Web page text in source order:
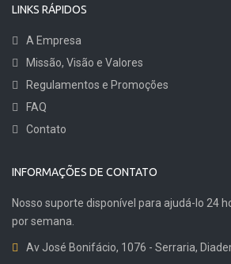
LINKS RÁPIDOS
A Empresa
Missão, Visão e Valores
Regulamentos e Promoções
FAQ
Contato
INFORMAÇÕES DE CONTATO
Nosso suporte disponível para ajudá-lo 24
por semana.
Av José Bonifácio, 1076 - Serraria,